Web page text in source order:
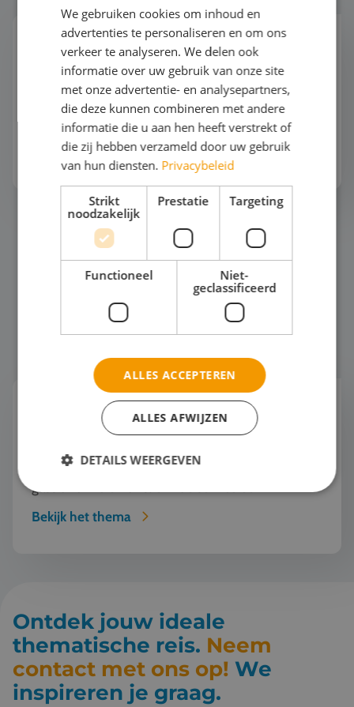
Automotive
"Hoe ziet een werkplaats er over 10 jaar uit? Nog
steeds vol bruggen en gereedschap? Of werken
monteurs straks met AI-gestuurde diagnoses en
robots?"De automotive wereld verandert
razendsnel. Tijde...
Bekijk het thema
Jouw studenten dromen van een toekomst in de
beleven! Stap met hen in de wereld van
gastronomie en ontdek hoe service een
kunstvorm wordt. Van w...
Bekijk het thema
Ontdek jouw ideale
thematische reis. Neem
contact met ons op! We
inspireren je graag.
We gebruiken cookies om inhoud en
advertenties te personaliseren en om ons
verkeer te analyseren. We delen ook
informatie over uw gebruik van onze site
met onze advertentie- en analysepartners,
die deze kunnen combineren met andere
informatie die u aan hen heeft verstrekt of
die zij hebben verzameld door uw gebruik
van hun diensten. Privacybeleid
Strikt
noodzakelijk
Prestatie Targeting
Functioneel
Niet-
geclassificeerd
ALLES ACCEPTEREN
ALLES AFWIJZEN
DETAILS WEERGEVEN